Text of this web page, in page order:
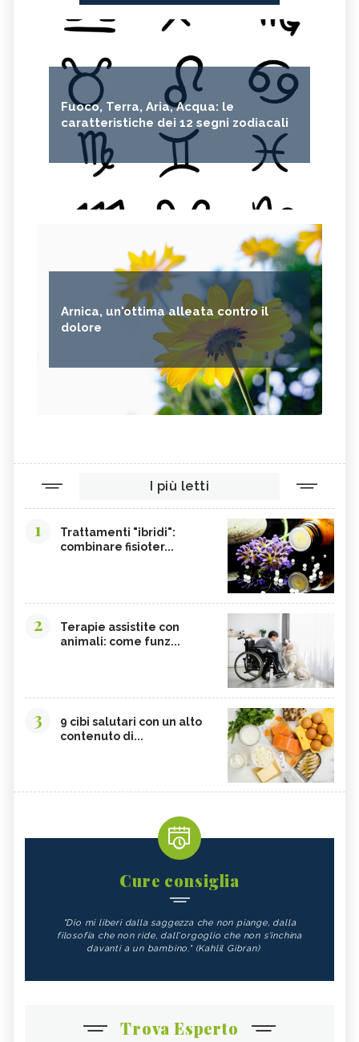
Fuoco, Terra, Aria, Acqua: le
caratteristiche dei 12 segni zodiacali
Arnica, un'ottima alleata contro il
dolore
I più letti
1
Trattamenti "ibridi":
combinare fisioter...
2
Terapie assistite con
animali: come funz...
3
9 cibi salutari con un alto
contenuto di...
Cure consiglia
"Dio mi liberi dalla saggezza che non piange, dalla
filosofia che non ride, dall'orgoglio che non s'inchina
davanti a un bambino." (Kahlil Gibran)
Trova Esperto